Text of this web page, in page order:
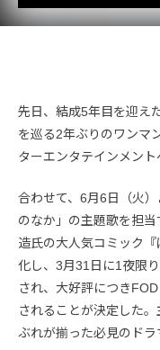
先日、結成5年目を迎え
を巡る2年ぶりのワンマ
ターエンタテインメント
合わせて、6月6日（火
のなか」の主題歌を担
造氏の大人気コミック
化し、3月31日に1夜限
され、大好評につき
されることが決定した
ぶれが揃った必見のドラ